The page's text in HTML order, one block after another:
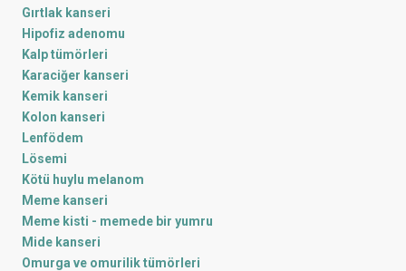
Gırtlak kanseri
Hipofiz adenomu
Kalp tümörleri
Karaciğer kanseri
Kemik kanseri
Kolon kanseri
Lenfödem
Lösemi
Kötü huylu melanom
Meme kanseri
Meme kisti - memede bir yumru
Mide kanseri
Omurga ve omurilik tümörleri